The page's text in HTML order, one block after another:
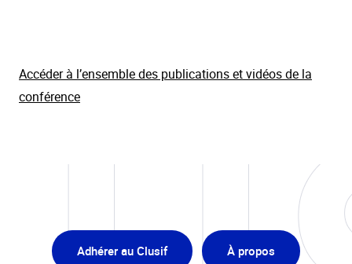
Accéder à l’ensemble des publications et vidéos de la
conférence
Adhérer au Clusif À propos